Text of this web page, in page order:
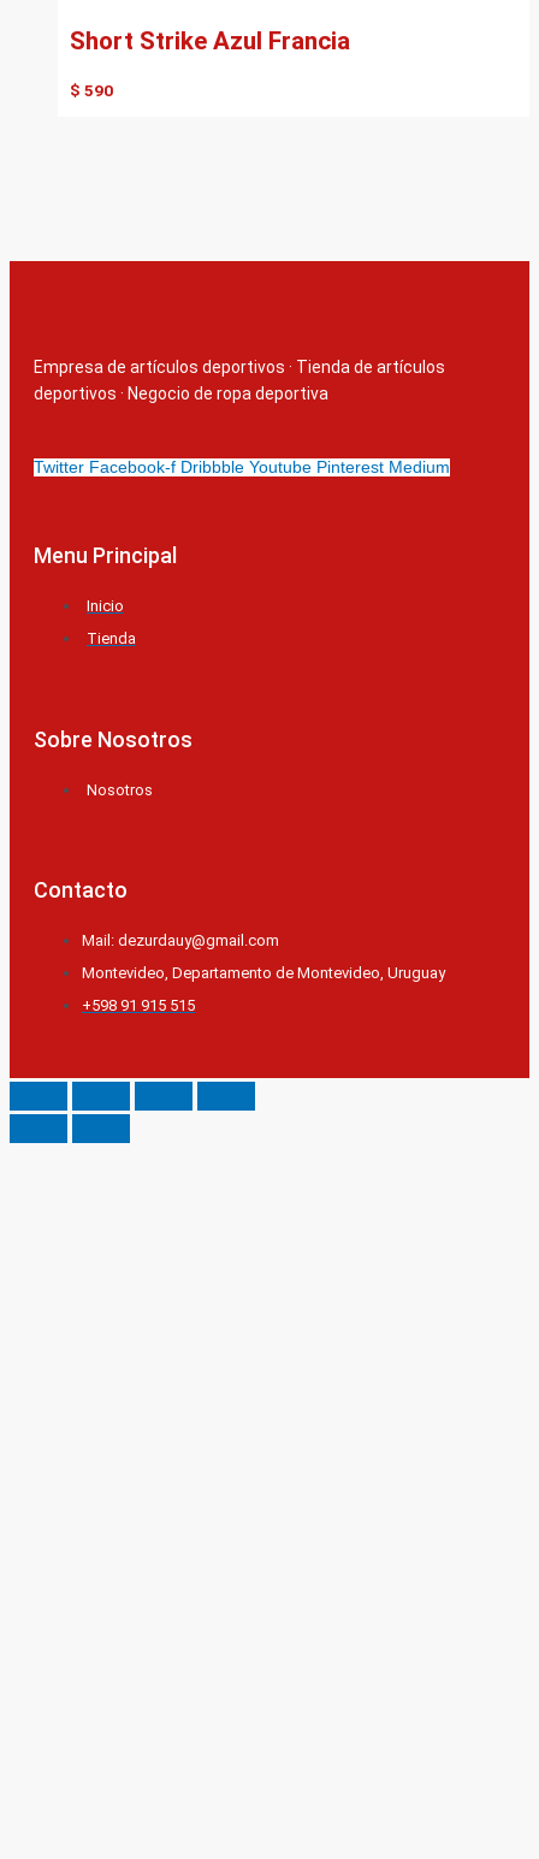
Short Strike Azul Francia
$ 590
Empresa de artículos deportivos · Tienda de artículos
deportivos · Negocio de ropa deportiva
Twitter Facebook-f Dribbble Youtube Pinterest Medium
Menu Principal
Inicio
Tienda
Sobre Nosotros
Nosotros
Contacto
Mail: dezurdauy@gmail.com
Montevideo, Departamento de Montevideo, Uruguay
+598 91 915 515